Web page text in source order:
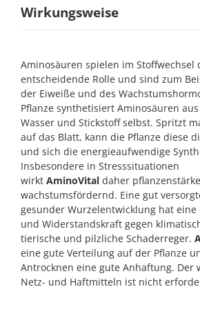
Wirkungsweise
Aminosäuren spielen im Stoffwechsel
entscheidende Rolle und sind zum
der Eiweiße und des
Pflanze synthetisiert Aminosäuren
Wasser und Stickstoff selbst. Spritzt
auf das Blatt, kann die Pflanze diese
und sich die energieaufwendige
Insbesondere in Stresssituationen
wirkt AminoVitaldaher
wachstumsfördernd. Eine gut
gesunder Wurzelentwicklung hat eine
und Widerstandskraft gegen
tierische und pilzliche Schaderreger.
eine gute Verteilung auf der Pflanze
Antrocknen eine gute Anhaftung. Der
Netz- und Haftmitteln ist nicht